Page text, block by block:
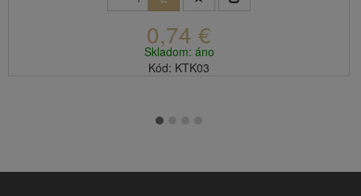
0,74 €
Skladom: áno
Kód: KTK03